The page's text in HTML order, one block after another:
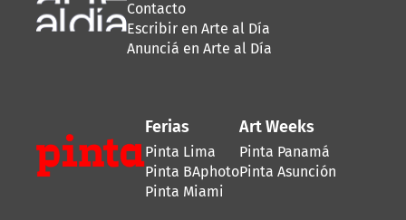
Contacto
Escribir en Arte al Día
Anunciá en Arte al Día
Ferias
Pinta Lima
Pinta BAphoto
Pinta Miami
Art Weeks
Pinta Panamá
Pinta Asunción